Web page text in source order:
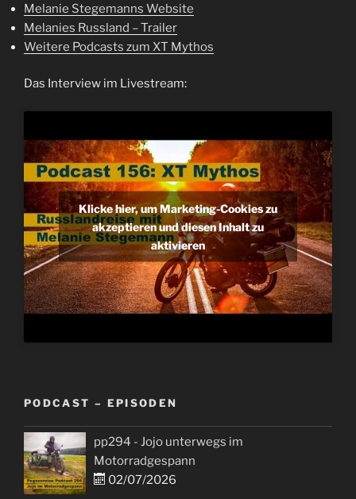
Melanie Stegemanns Website
Melanies Russland – Trailer
Weitere Podcasts zum XT Mythos
Das Interview im Livestream:
Klicke hier, um Marketing-Cookies zu
akzeptieren und diesen Inhalt zu
aktivieren
PODCAST – EPISODEN
pp294 - Jojo unterwegs im
Motorradgespann
02/07/2026